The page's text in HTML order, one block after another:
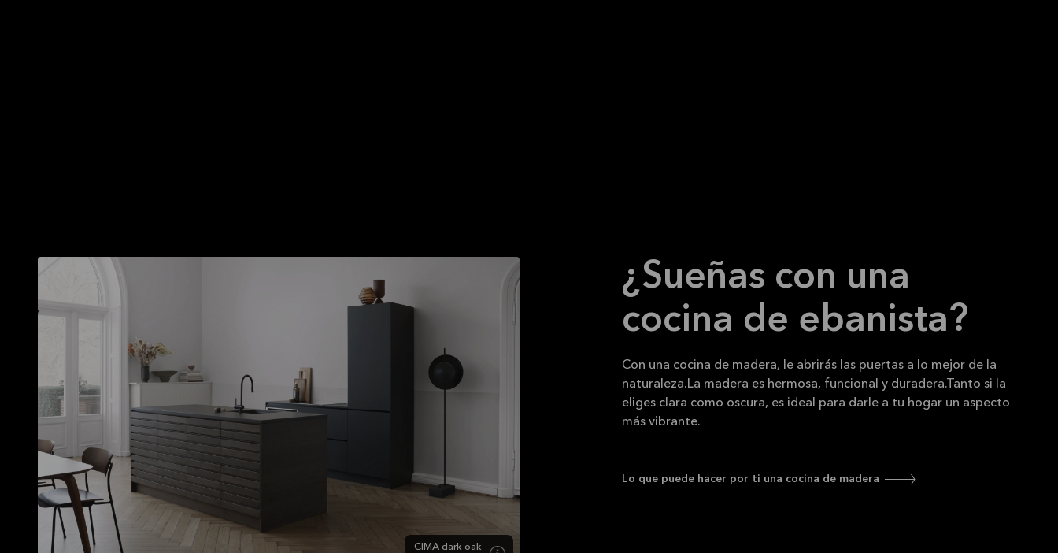
¿Sueñas con una
cocina de ebanista?
Con una cocina de madera, le abrirás las puertas a lo mejor de la
naturaleza.La madera es hermosa, funcional y duradera.Tanto si la
eliges clara como oscura, es ideal para darle a tu hogar un aspecto
más vibrante.
Lo que puede hacer por ti una cocina de madera
CIMA dark oak